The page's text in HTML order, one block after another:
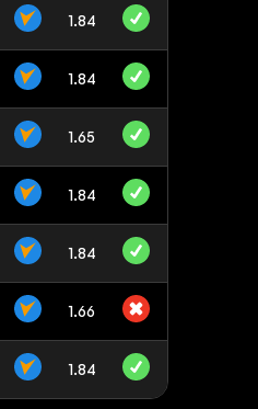
1.84
1.84
1.65
1.84
1.84
1.66
1.84